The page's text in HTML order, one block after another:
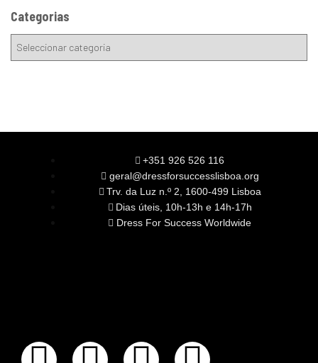
Categorias
+351 926 526 116
geral@dressforsuccesslisboa.org
Trv. da Luz n.º 2, 1600-499 Lisboa
Dias úteis, 10h-13h e 14h-17h
Dress For Success Worldwide